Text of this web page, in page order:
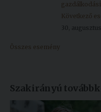
Következő
30, augusztus
Összes esemény
Szakirányú